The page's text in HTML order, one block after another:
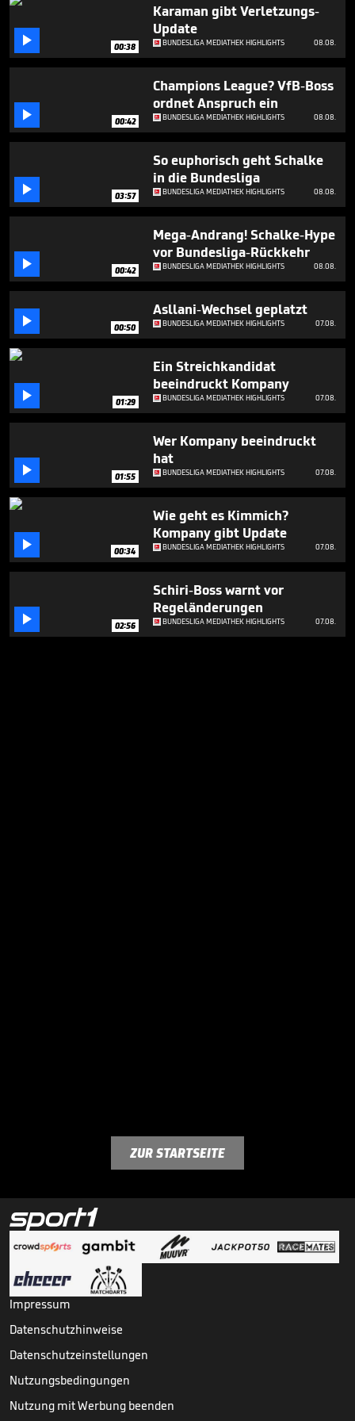
2
seconds
 00:38
Karaman gibt Verletzungs-
Update
BUNDESLIGA MEDIATHEK HIGHLIGHTS 08.08.
 00:42
Champions League? VfB-Boss
ordnet Anspruch ein
BUNDESLIGA MEDIATHEK HIGHLIGHTS 08.08.
 03:57
So euphorisch geht Schalke
in die Bundesliga
BUNDESLIGA MEDIATHEK HIGHLIGHTS 08.08.
 00:42
Mega-Andrang! Schalke-Hype
vor Bundesliga-Rückkehr
BUNDESLIGA MEDIATHEK HIGHLIGHTS 08.08.
 00:50
Asllani-Wechsel geplatzt
BUNDESLIGA MEDIATHEK HIGHLIGHTS 07.08.
 01:29
Ein Streichkandidat
beeindruckt Kompany
BUNDESLIGA MEDIATHEK HIGHLIGHTS 07.08.
 01:55
Wer Kompany beeindruckt
hat
BUNDESLIGA MEDIATHEK HIGHLIGHTS 07.08.
 00:34
Wie geht es Kimmich?
Kompany gibt Update
BUNDESLIGA MEDIATHEK HIGHLIGHTS 07.08.
 02:56
Schiri-Boss warnt vor
Regeländerungen
BUNDESLIGA MEDIATHEK HIGHLIGHTS 07.08.
ZUR STARTSEITE
Impressum
Datenschutzhinweise
Datenschutzeinstellungen
Nutzungsbedingungen
Nutzung mit Werbung beenden